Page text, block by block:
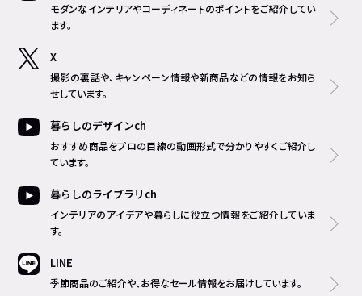
モダンなインテリアやコーディネートのポイントをご紹介してい
ます。
X
撮影の裏話や、キャンペーン情報や新商品などの情報をお知ら
せしています。
暮らしのデザインch
おすすめ商品をプロの目線の動画形式で分かりやすくご紹介し
ています。
暮らしのライブラリch
インテリアのアイデアや暮らしに役立つ情報をご紹介していま
す。
LINE
季節商品のご紹介や、お得なセール情報をお届けしています。